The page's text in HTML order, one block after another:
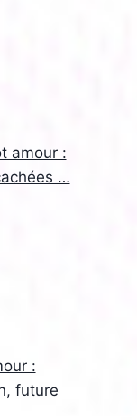
amour :
…
:
future